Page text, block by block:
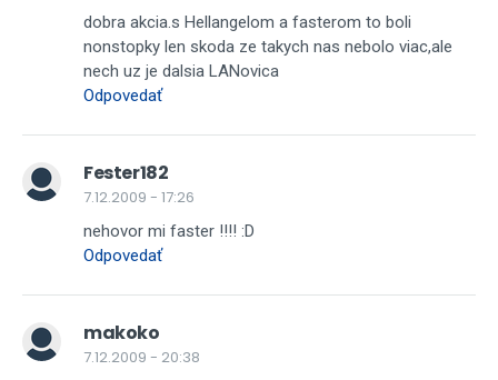
dobra akcia.s Hellangelom a fasterom to boli
nonstopky len skoda ze takych nas nebolo viac,ale
nech uz je dalsia LANovica
Odpovedať
Fester182
7.12.2009 - 17:26
nehovor mi faster !!!! :D
Odpovedať
makoko
7.12.2009 - 20:38